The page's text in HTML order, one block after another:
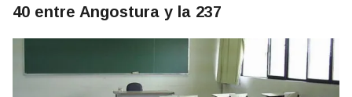
40 entre Angostura y la 237